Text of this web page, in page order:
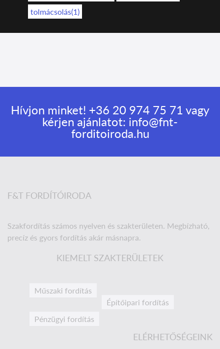
tolmácsolás(1)
Hívjon minket! +36 20 974 75 71 vagy
kérjen ajánlatot: info@fnt-
forditoiroda.hu
F&T FORDÍTÓIRODA
Szakfordítás számos nyelven és szakterületen. Megbízható,
precíz és gyors fordítás akár másnapra.
KIEMELT SZAKTERÜLETEK
Műszaki fordítás
Építőipari fordítás
Pénzügyi fordítás
ELÉRHETŐSÉGEINK